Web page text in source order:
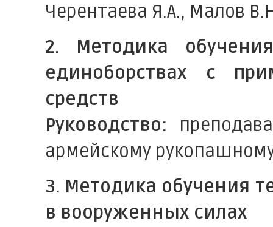
Черентаева Я.А., Малов
2. Методика
единоборствах с
средств
Руководство:
армейскому
3. Методика обучения
в вооруженных силах